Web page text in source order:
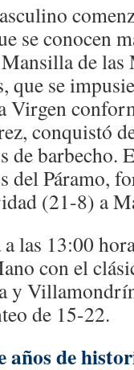
se conocen
de las
que se
Virgen
conquistó
de barbecho.
del Páramo,
(21-8) a
las 13:00
con el
y
de 15-22.
años de